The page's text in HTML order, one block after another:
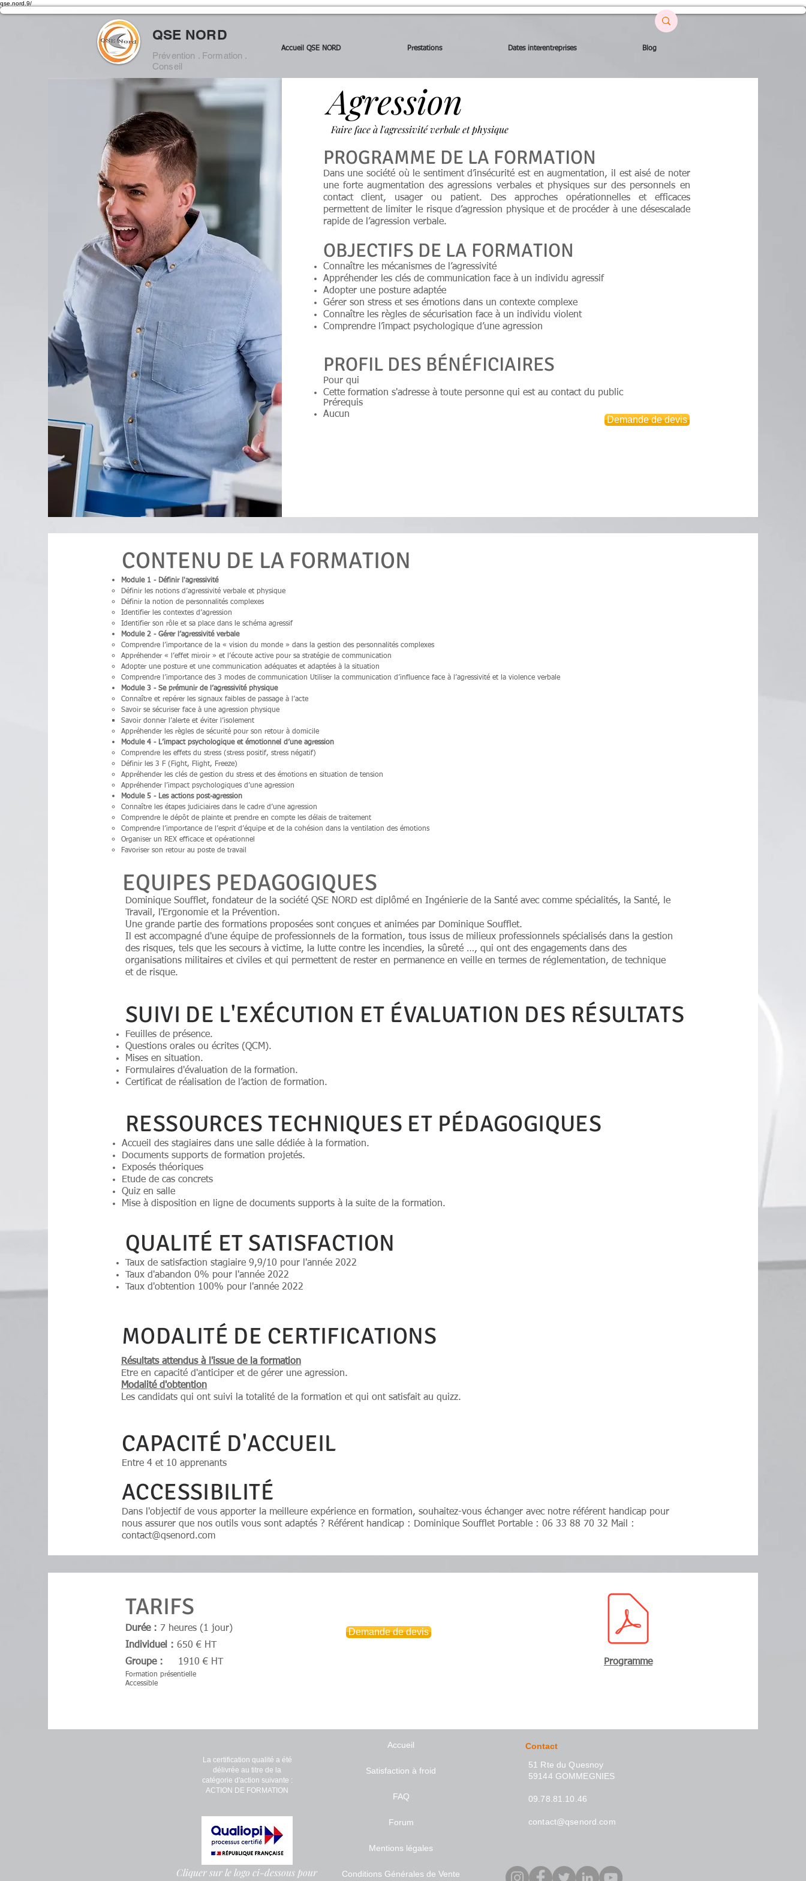
qse.nord.9/
Accueil QSE NORD Prestations Dates interentreprises Blog
QSE NORD
Prévention . Formation .
Conseil
Agression
Faire face à l'agressivité verbale et physique
PROGRAMME DE LA FORMATION
Dans une société où le sentiment d’insécurité est en augmentation, il est aisé de noter
une forte augmentation des agressions verbales et physiques sur des personnels en
contact client, usager ou patient. Des approches opérationnelles et efficaces
permettent de limiter le risque d’agression physique et de procéder à une désescalade
rapide de l’agression verbale.
OBJECTIFS DE LA FORMATION
Connaître les mécanismes de l’agressivité
Appréhender les clés de communication face à un individu agressif
Adopter une posture adaptée
Gérer son stress et ses émotions dans un contexte complexe
Connaître les règles de sécurisation face à un individu violent
Comprendre l’impact psychologique d’une agression
PROFIL DES BÉNÉFICIAIRES
Pour qui
Cette formation s'adresse à toute personn​e qui est au contact du public
Prérequis
Aucun
Demande de devis
CONTENU DE LA FORMATION
Module 1 - Définir l'agressivité
Définir les notions d’agressivité verbale et physique
Définir la notion de personnalités complexes
Identifier les contextes d’agression
Identifier son rôle et sa place dans le schéma agressif
Module 2 - Gérer l’agressivité verbale
Comprendre l’importance de la « vision du monde » dans la gestion des personnalités complexes
Appréhender « l’effet miroir » et l’écoute active pour sa stratégie de communication
Adopter une posture et une communication adéquates et adaptées à la situation
Comprendre l’importance des 3 modes de communication Utiliser la communication d’influence face à l’agressivité et la violence verbale
Module 3 - Se prémunir de l’agressivité physique
Connaître et repérer les signaux faibles de passage à l’acte
Savoir se sécuriser face à une agression physique
Savoir donner l’alerte et éviter l’isolement
Appréhender les règles de sécurité pour son retour à domicile
Module 4 - L’impact psychologique et émotionnel d’une agression
Comprendre les effets du stress (stress positif, stress négatif)
Définir les 3 F (Fight, Flight, Freeze)
Appréhender les clés de gestion du stress et des émotions en situation de tension
Appréhender l’impact psychologiques d’une agression
Module 5 - Les actions post-agression
Connaître les étapes judiciaires dans le cadre d’une agression
Comprendre le dépôt de plainte et prendre en compte les délais de traitement
Comprendre l’importance de l’esprit d’équipe et de la cohésion dans la ventilation des émotions
Organiser un REX efficace et opérationnel
Favoriser son retour au poste de travail
EQUIPES PEDAGOGIQUES
Dominique Soufflet, fondateur de la société QSE NORD est diplômé en Ingénierie de la Santé avec comme spécialités, la Santé, le
Travail, l'Ergonomie et la Prévention.
Une grande partie des formations proposées sont conçues et animées par Dominique Soufflet.
Il est accompagné d'une équipe de professionnels de la formation, tous issus de milieux professionnels spécialisés dans la gestion
des risques, tels que les secours à victime, la lutte contre les incendies, la sûreté …, qui ont des engagements dans des
organisations militaires et civiles et qui permettent de rester en permanence en veille en termes de réglementation, de technique
et de risque.
SUIVI DE L'EXÉCUTION ET ÉVALUATION DES RÉSULTATS
Feuilles de présence.
Questions orales ou écrites (QCM).
Mises en situation.
Formulaires d'évaluation de la formation.
Certificat de réalisation de l’action de formation.
RESSOURCES TECHNIQUES ET PÉDAGOGIQUES
Accueil des stagiaires dans une salle dédiée à la formation.
Documents supports de formation projetés.
Exposés théoriques
Etude de cas concrets
Quiz en salle
Mise à disposition en ligne de documents supports à la suite de la formation.
QUALITÉ ET SATISFACTION
Taux de satisfaction stagiaire 9,9/10 pour l'année 2022
Taux d'abandon 0% pour l'année 2022
Taux d'obtention 100% pour l'année 2022
MODALITÉ DE CERTIFICATIONS
Résultats attendus à l'issue de la formation
Etre en capacité d'anticiper et de gérer une agression.
Modalité d'obtention
Les candidats qui ont suivi la totalité de la formation et qui ont satisfait au quizz.
CAPACITÉ D'ACCUEIL
Entre 4 et 10 apprenants
ACCESSIBILITÉ
Dans l'objectif de vous apporter la meilleure expérience en formation, souhaitez-vous échanger avec notre référent handicap pour
nous assurer que nos outils vous sont adaptés ? Référent handicap : Dominique Soufflet Portable : 06 33 88 70 32 Mail :
contact@qsenord.com
TARIFS
Durée : 7 heures (1 jour)
Individuel : 650 € HT
Groupe : 1910 € HT
Formation présentielle
Accessible
Programme
Demande de devis
La certification qualité a été
délivrée au titre de la
catégorie d'action suivante :
ACTION DE FORMATION
Cliquer sur le logo ci-dessous pour
Accueil
Satisfaction à froid
FAQ
Forum
Mentions légales
Conditions Générales de Vente
Contact
51 Rte du Quesnoy
59144 GOMMEGNIES
09.78.81.10.46
contact@qsenord.com